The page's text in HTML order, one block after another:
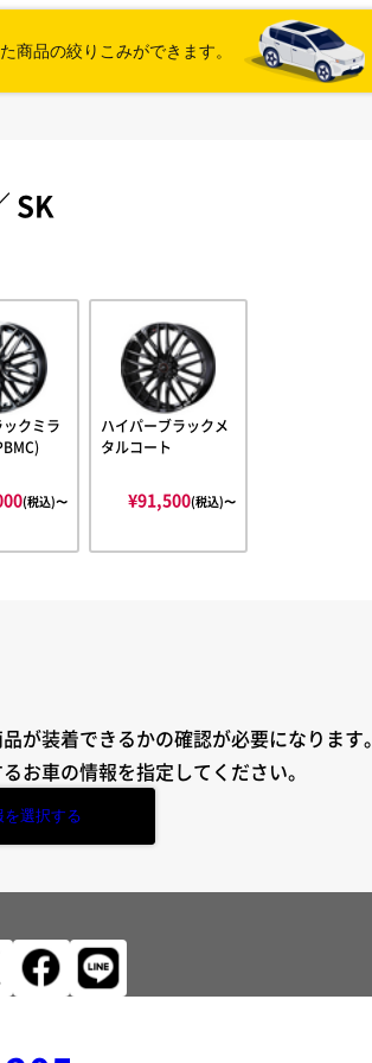
商品の絞りこみができます。
SK
クミラ
(税込)〜
ハイパーブラックメ
タルコート
¥91,500(税込)〜
が装着できるかの確認が必要になります。
お車の情報を指定してください。
を選択する